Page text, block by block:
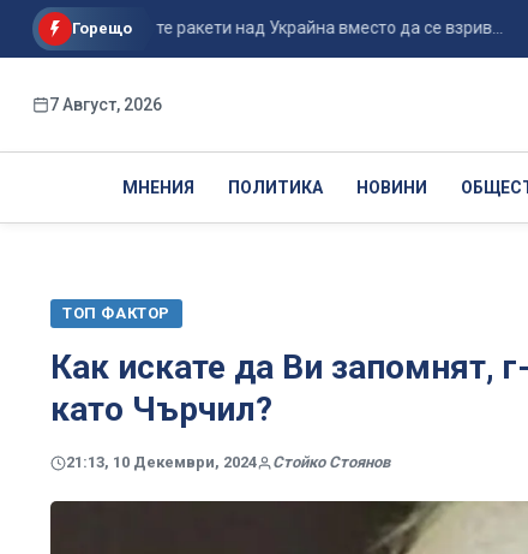
Горещо
на руските ракети над Украйна вместо да се взрив...
7 Август, 2026
МНЕНИЯ ПОЛИТИКА НОВИНИ
ТОП ФАКТОР
Как искате да Ви запомнят,
като Чърчил?
21:13, 10 Декември, 2024 Стойко Стоянов